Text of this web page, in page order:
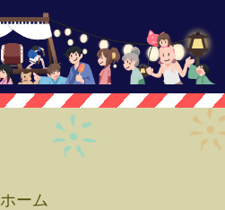
ホーム